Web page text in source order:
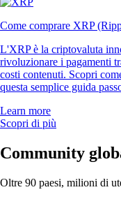
Come comprare XRP
L'XRP è la criptovaluta
rivoluzionare i pagamenti
costi contenuti. Scopri
questa semplice guida
Learn more
Scopri di più
Community
Oltre 90 paesi, milioni di